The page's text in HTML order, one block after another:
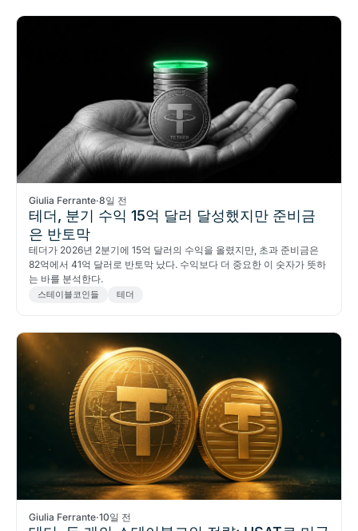
Giulia Ferrante·8일 전
테더, 분기 수익 15억 달러 달성했지만 준비금
은 반토막
테더가 2026년 2분기에 15억 달러의 수익을 올렸지만, 초과 준비금은
82억에서 41억 달러로 반토막 났다. 수익보다 더 중요한 이 숫자가 뜻하
는 바를 분석한다.
스테이블코인들 테더
Giulia Ferrante·10일 전